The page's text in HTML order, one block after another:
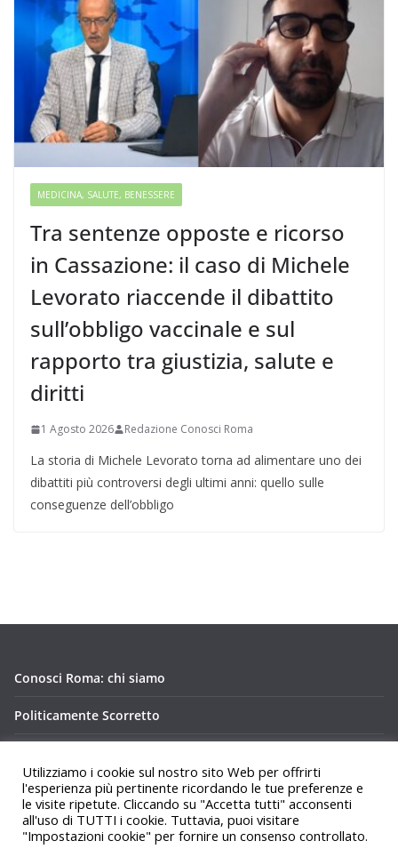
MEDICINA, SALUTE, BENESSERE
Tra sentenze opposte e ricorso
in Cassazione: il caso di Michele
Levorato riaccende il dibattito
sull’obbligo vaccinale e sul
rapporto tra giustizia, salute e
diritti
1 Agosto 2026 Redazione Conosci Roma
La storia di Michele Levorato torna ad alimentare uno dei
dibattiti più controversi degli ultimi anni: quello sulle
conseguenze dell’obbligo
Conosci Roma: chi siamo
Politicamente Scorretto
Utilizziamo i cookie sul nostro sito Web per offrirti
l'esperienza più pertinente ricordando le tue preferenze e
le visite ripetute. Cliccando su "Accetta tutti" acconsenti
all'uso di TUTTI i cookie. Tuttavia, puoi visitare
"Impostazioni cookie" per fornire un consenso controllato.